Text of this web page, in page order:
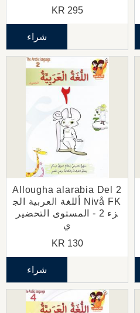
295
شراء
Allougha alarabia Del 2
Nivå FK أللغة العربية الج
زء 2 - المستوى التحضير
ي
130
شراء